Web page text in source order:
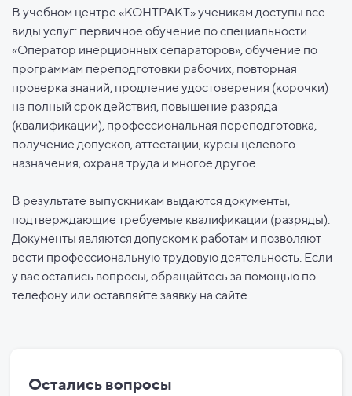
В учебном центре «КОНТРАКТ» ученикам доступы все
виды услуг: первичное обучение по специальности
«Оператор инерционных сепараторов», обучение по
программам переподготовки рабочих, повторная
проверка знаний, продление удостоверения (корочки)
на полный срок действия, повышение разряда
(квалификации), профессиональная переподготовка,
получение допусков, аттестации, курсы целевого
назначения, охрана труда и многое другое.
В результате выпускникам выдаются документы,
подтверждающие требуемые квалификации (разряды).
Документы являются допуском к работам и позволяют
вести профессиональную трудовую деятельность. Если
у вас остались вопросы, обращайтесь за помощью по
телефону или оставляйте заявку на сайте.
Остались вопросы